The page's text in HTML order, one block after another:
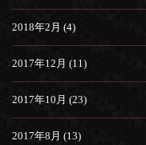
2018年2月 (4)
2017年12月 (11)
2017年10月 (23)
2017年8月 (13)